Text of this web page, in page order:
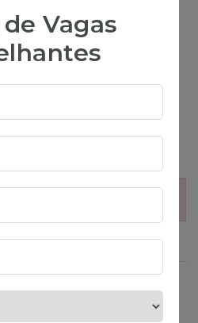
Vagas